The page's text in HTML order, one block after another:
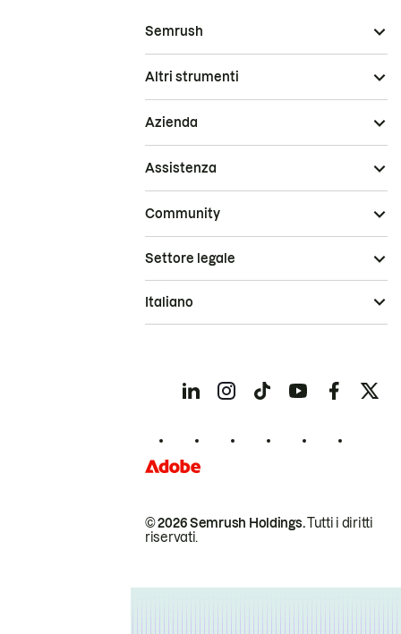
Semrush
Altri strumenti
Azienda
Assistenza
Community
© 2026 Semrush Holdings.Tutti i diritti
riservati.
Settore legale
Italiano